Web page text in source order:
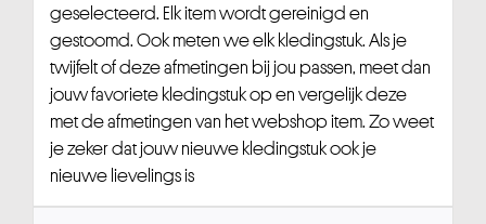
geselecteerd. Elk item wordt gereinigd en
gestoomd. Ook meten we elk kledingstuk. Als je
twijfelt of deze afmetingen bij jou passen, meet dan
jouw favoriete kledingstuk op en vergelijk deze
met de afmetingen van het webshop item. Zo weet
je zeker dat jouw nieuwe kledingstuk ook je
nieuwe lievelings is